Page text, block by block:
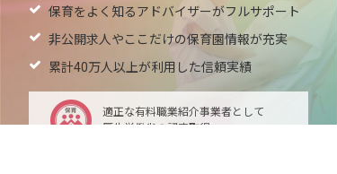
保育をよく知るアドバイザーがフルサポート
非公開求人やここだけの保育園情報が充実
累計40万人以上が利用した信頼実績
適正な有料職業紹介事業者として
厚生労働省の認定取得